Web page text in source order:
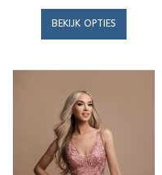
BEKIJK OPTIES